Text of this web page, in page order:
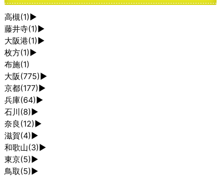
高槻(1)►
藤井寺(1)►
大阪港(1)►
枚方(1)►
布施(1)
大阪(775)►
京都(177)►
兵庫(64)►
石川(8)►
奈良 (12)►
滋賀(4)►
和歌山(3)►
東京(5)►
鳥取(5)►